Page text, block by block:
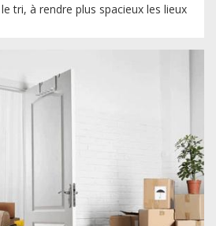
tri, à rendre plus spacieux les lieux